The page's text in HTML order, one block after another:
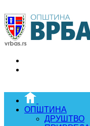
ОПШТИНА
ДРУШТВО